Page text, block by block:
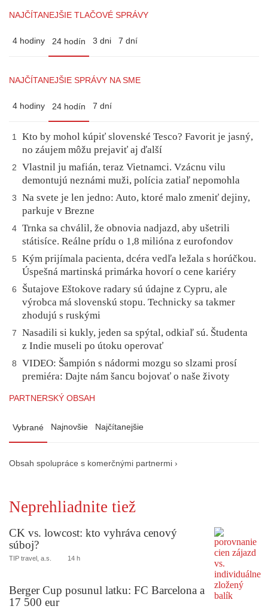
NAJČÍTANEJŠIE TLAČOVÉ SPRÁVY
4 hodiny 24 hodín 3 dni 7 dní
NAJČÍTANEJŠIE SPRÁVY NA SME
4 hodiny 24 hodín 7 dní
1
Kto by mohol kúpiť slovenské Tesco? Favorit je jasný,
no záujem môžu prejaviť aj ďalší
2
Vlastnil ju mafián, teraz Vietnamci. Vzácnu vilu
demontujú neznámi muži, polícia zatiaľ nepomohla
3
Na svete je len jedno: Auto, ktoré malo zmeniť dejiny,
parkuje v Brezne
4 Trnka sa chválil, že obnovia nadjazd, aby ušetrili
státisíce. Reálne prídu o 1,8 milióna z eurofondov
5
Kým prijímala pacienta, dcéra vedľa ležala s horúčkou.
Úspešná martinská primárka hovorí o cene kariéry
6
Šutajove Eštokove radary sú údajne z Cypru, ale
výrobca má slovenskú stopu. Technicky sa takmer
zhodujú s ruskými
7
Nasadili si kukly, jeden sa spýtal, odkiaľ sú. Študenta
z Indie museli po útoku operovať
8
VIDEO: Šampión s nádormi mozgu so slzami prosí
premiéra: Dajte nám šancu bojovať o naše životy
PARTNERSKÝ OBSAH
Vybrané Najnovšie Najčítanejšie
Obsah spolupráce s komerčnými partnermi ›
Neprehliadnite tiež
CK vs. lowcost: kto vyhráva cenový
súboj?
TIP travel, a.s. 14 h
Berger Cup posunul latku: FC Barcelona a
17 500 eur